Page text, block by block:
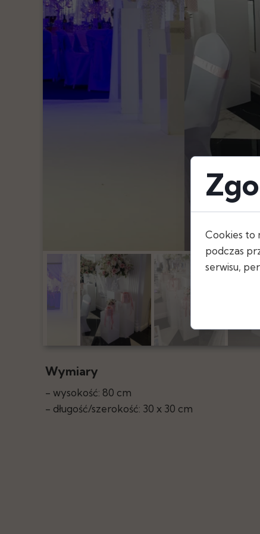
Pióra
Serwetki
Bieżniki
Wymiary
- wysokość: 80 cm
- długość/szerokość: 30 x 30 cm
Cookies to
podczas
serwisu,